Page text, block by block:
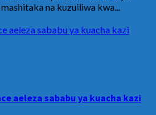
na kuzuiliwa kwa...
aeleza sababu ya kuacha kazi
aeleza sababu ya kuacha kazi